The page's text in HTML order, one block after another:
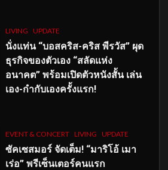
LIVING UPDATE
นั่งแท่น “บอสคริส-คริส พีรวัส” ผุด
ธุรกิจของตัวเอง “สลัดแห่ง
อนาคต” พร้อมเปิดตัวหนังสั้น เล่น
เอง-กำกับเองครั้งแรก!
EVENT & CONCERT LIVING UPDATE
ซัคเซสมอร์ จัดเต็ม! “มาริโอ้ เมา
เร่อ” พรีเซ็นเตอร์คนแรก